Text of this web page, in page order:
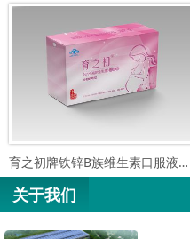
育之初牌铁锌B族维生素口服液（孕…
关于我们